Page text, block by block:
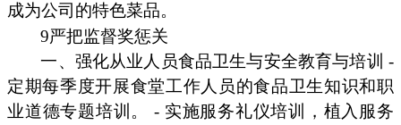
成为公司的特色菜品。
9严把监督奖惩关
一、强化从业人员食品卫生与安全教育与培训 -
定期每季度开展食堂工作人员的食品卫生知识和职
业道德专题培训。 - 实施服务礼仪培训，植入服务